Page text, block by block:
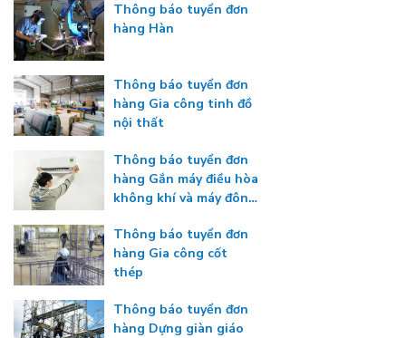
Thông báo tuyển đơn
hàng Hàn
Thông báo tuyển đơn
hàng Gia công tinh đồ
nội thất
Thông báo tuyển đơn
hàng Gắn máy điều hòa
không khí và máy đông
Thông báo tuyển đơn
hàng Gia công cốt
thép
Thông báo tuyển đơn
hàng Dựng giàn giáo